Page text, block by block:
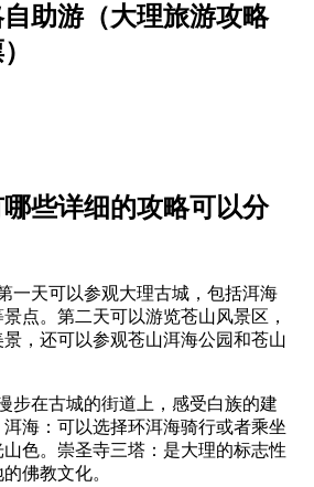
助游（大理旅游攻略
些详细的攻略可以分
一天可以参观大理古城，包括洱海
点。第二天可以游览苍山风景区，
，还可以参观苍山洱海公园和苍山
步在古城的街道上，感受白族的建
海：可以选择环洱海骑行或者乘坐
色。崇圣寺三塔：是大理的标志性
佛教文化。